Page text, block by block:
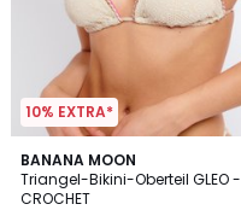
10% EXTRA*
BANANA MOON
Triangel-Bikini-Oberteil GLEO -
CROCHET